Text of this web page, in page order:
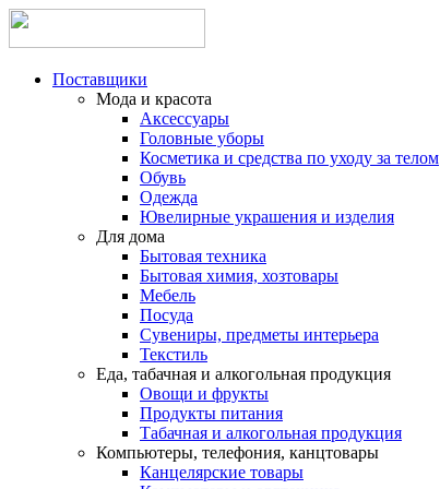
Поставщики
Мода и красота
Аксессуары
Головные уборы
Косметика и средства по уходу за телом
Обувь
Одежда
Ювелирные украшения и изделия
Для дома
Бытовая техника
Бытовая химия, хозтовары
Мебель
Посуда
Сувениры, предметы интерьера
Текстиль
Еда, табачная и алкогольная продукция
Овощи и фрукты
Продукты питания
Табачная и алкогольная продукция
Компьютеры, телефония, канцтовары
Канцелярские товары